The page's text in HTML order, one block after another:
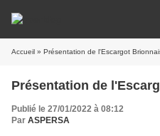
Accueil » Présentation de l'Escargot
Présentation de
Publié le 27/01/2022 à 08:12
Par ASPERSA